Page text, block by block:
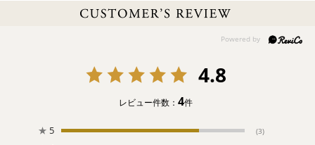
4.8
レビュー件数： 4件
★ 5 (3)